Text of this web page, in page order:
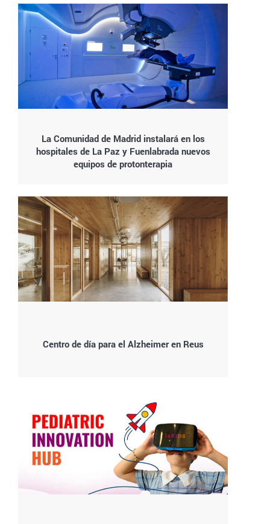
La Comunidad de Madrid instalará en los
hospitales de La Paz y Fuenlabrada nuevos
equipos de protonterapia
Centro de día para el Alzheimer en Reus